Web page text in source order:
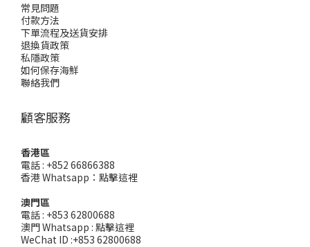
常見問題
付款方法
下單流程及送貨安排
退換貨政策
私隱政策
如何保存海鮮
聯絡我們
顧客服務
香港區
電話 : +852 66866388
香港 Whatsapp： 點擊這裡
澳門區
電話 : +853 62800688
澳門 Whatsapp : 點擊這裡
WeChat ID :+853 62800688